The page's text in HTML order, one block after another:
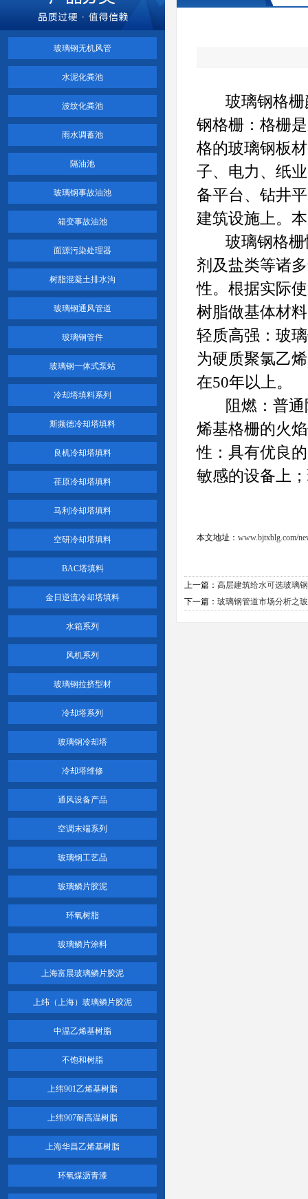
玻璃钢无机风管
水泥化粪池
波纹化粪池
雨水调蓄池
隔油池
玻璃钢事故油池
箱变事故油池
面源污染处理器
树脂混凝土排水沟
玻璃钢通风管道
玻璃钢管件
玻璃钢一体式泵站
冷却塔填料系列
斯频德冷却塔填料
良机冷却塔填料
荏原冷却塔填料
马利冷却塔填料
空研冷却塔填料
BAC塔填料
金日逆流冷却塔填料
水箱系列
风机系列
玻璃钢拉挤型材
冷却塔系列
玻璃钢冷却塔
冷却塔维修
通风设备产品
空调末端系列
玻璃钢工艺品
玻璃鳞片胶泥
环氧树脂
玻璃鳞片涂料
上海富晨玻璃鳞片胶泥
上纬（上海）玻璃鳞片胶泥
中温乙烯基树脂
不饱和树脂
上纬901乙烯基树脂
上纬907耐高温树脂
上海华昌乙烯基树脂
环氧煤沥青漆
玻璃钢格栅
钢格栅：格栅
格的玻璃钢板
子、电力、纸
备平台、钻井
建筑设施上。
玻璃钢格栅
剂及盐类等诸
性。根据实际
树脂做基体材
轻质高强：玻
为硬质聚氯乙
在50年以上。
阻燃：普通
烯基格栅的火
性：具有优良
敏感的设备上
本文地址：www.bjtxblg.com/
上一篇： 高层建筑给水可选玻璃
下一篇： 玻璃钢管道市场分析之